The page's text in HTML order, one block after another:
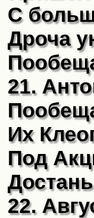
С
Дроча
21.
Их
Под
22.